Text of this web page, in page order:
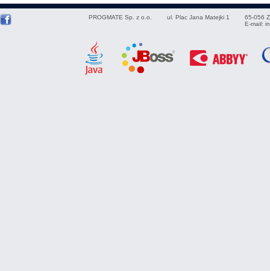
PROGMATE Sp. z o.o. ul. Plac Jana Matejki 1 65-056
E-mail: